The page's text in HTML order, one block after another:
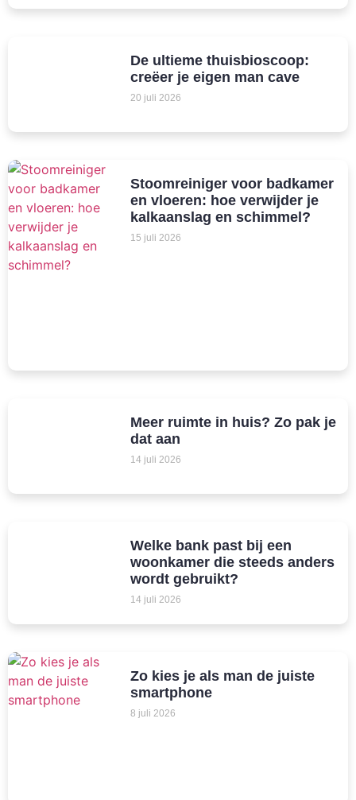
De ultieme thuisbioscoop:
creëer je eigen man cave
20 juli 2026
Stoomreiniger voor badkamer
en vloeren: hoe verwijder je
kalkaanslag en schimmel?
15 juli 2026
Meer ruimte in huis? Zo pak je
dat aan
14 juli 2026
Welke bank past bij een
woonkamer die steeds anders
wordt gebruikt?
14 juli 2026
Zo kies je als man de juiste
smartphone
8 juli 2026